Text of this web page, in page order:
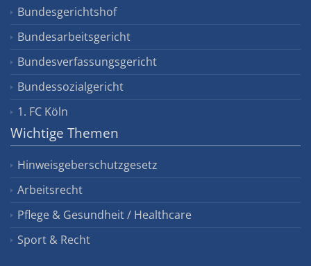
Bundesgerichtshof
Bundesarbeitsgericht
Bundesverfassungsgericht
Bundessozialgericht
1. FC Köln
Wichtige Themen
Hinweisgeberschutzgesetz
Arbeitsrecht
Pflege & Gesundheit / Healthcare
Sport & Recht